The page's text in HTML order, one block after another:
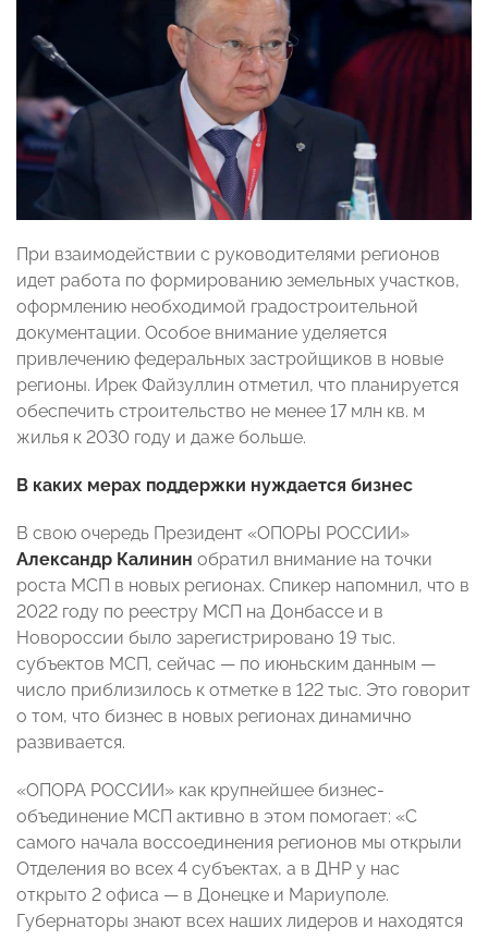
При взаимодействии с руководителями регионов
идет работа по формированию земельных участков,
оформлению необходимой градостроительной
документации. Особое внимание уделяется
привлечению федеральных застройщиков в новые
регионы. Ирек Файзуллин отметил, что планируется
обеспечить строительство не менее 17 млн кв. м
жилья к 2030 году и даже больше.
В каких мерах поддержки нуждается бизнес
В свою очередь Президент «ОПОРЫ РОССИИ»
Александр Калинин обратил внимание на точки
роста МСП в новых регионах. Спикер напомнил, что в
2022 году по реестру МСП на Донбассе и в
Новороссии было зарегистрировано 19 тыс.
субъектов МСП, сейчас — по июньским данным —
число приблизилось к отметке в 122 тыс. Это говорит
о том, что бизнес в новых регионах динамично
развивается.
«ОПОРА РОССИИ» как крупнейшее бизнес-
объединение МСП активно в этом помогает: «С
самого начала воссоединения регионов мы открыли
Отделения во всех 4 субъектах, а в ДНР у нас
открыто 2 офиса — в Донецке и Мариуполе.
Губернаторы знают всех наших лидеров и находятся